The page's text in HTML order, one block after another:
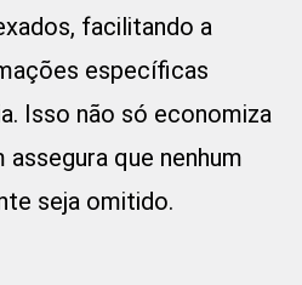
facilitando a
específicas
Isso não só economiza
que nenhum
seja omitido.